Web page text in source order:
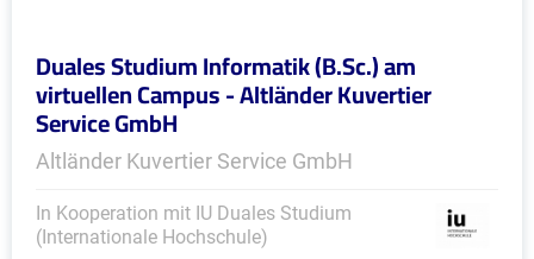
Duales Studium Informatik (B.Sc.) am
virtuellen Campus - Altländer Kuvertier
Service GmbH
Altländer Kuvertier Service GmbH
In Kooperation mit IU Duales Studium
(Internationale Hochschule)